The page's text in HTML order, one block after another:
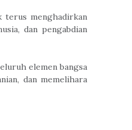
terus menghadirkan
dan pengabdian
elemen bangsa
dan memelihara